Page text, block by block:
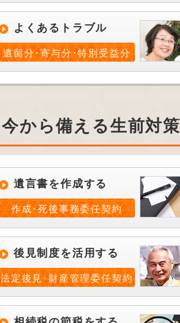
よくあるトラブル
遺留分･寄与分･特別受益分
今から備える生前対策
遺言書を作成する
作成･死後事務委任契約
後見制度を活用する
法定後見･財産管理委任契約